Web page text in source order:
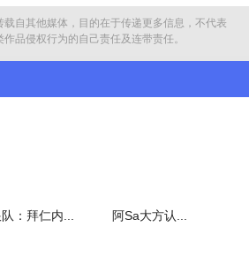
载自其他媒体，目的在于传递更多信息，不代表
品侵权行为的自己责任及连带责任。
：拜仁内... 阿Sa大方认...